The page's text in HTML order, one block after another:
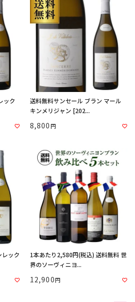
ック
送料無料サンセール ブラン マール
キンメリジャン [202...
8,800
レック
1本あたり2,580円(税込) 送料無料 世
界のソーヴィニヨ...
12,900